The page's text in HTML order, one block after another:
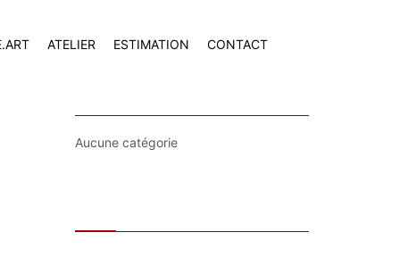
ATELIER ESTIMATION CONTACT
Aucune catégorie